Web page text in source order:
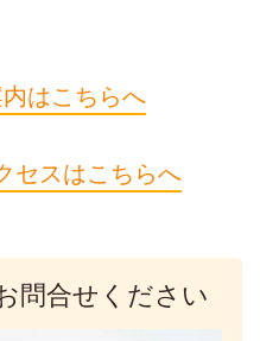
はこちらへ
セスはこちらへ
問合せください